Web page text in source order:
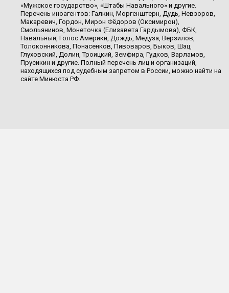
«Мужское государство», «Штабы Навального» и другие.
Перечень иноагентов: Галкин, Моргенштерн, Дудь, Невзоров,
Макаревич, Гордон, Мирон Фёдоров (Оксимирон),
Смольянинов, Монеточка (Елизавета Гардымова), ФБК,
Навальный, Голос Америки, Дождь, Медуза, Верзилов,
Толоконникова, Понасенков, Пивоваров, Быков, Шац,
Глуховский, Долин, Троицкий, Земфира, Гудков, Варламов,
Прусикин и другие. Полный перечень лиц и организаций,
находящихся под судебным запретом в России, можно найти на
сайте Минюста РФ.